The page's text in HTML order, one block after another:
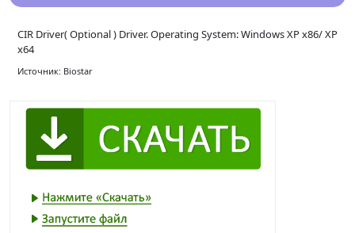
CIR Driver( Optional ) Driver. Operating System: Windows XP x86/ XP
x64
Источник: Biostar